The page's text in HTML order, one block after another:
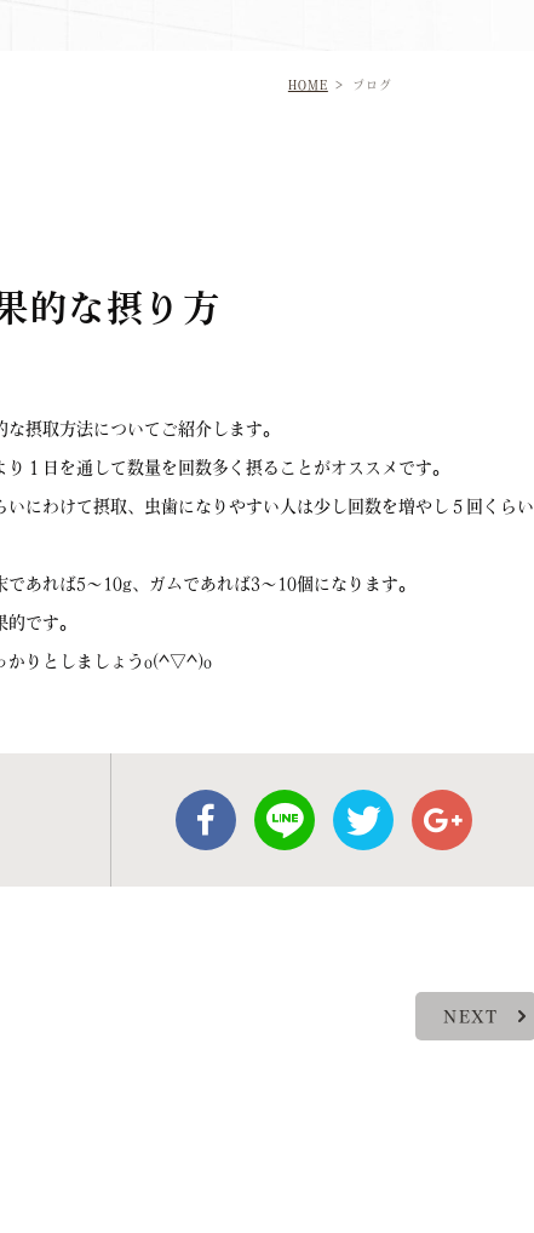
HOME ブログ
的な摂り方
摂取方法についてご紹介します。
１日を通して数量を回数多く摂ることがオススメです。
にわけて摂取、虫歯になりやすい人は少し回数を増やし５回くらい
あれば5〜10g、ガムであれば3〜10個になります。
です。
かりとしましょうo(^▽^)o
NEXT